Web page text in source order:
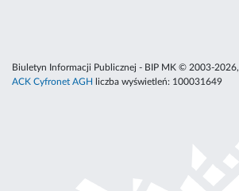
Biuletyn Informacji Publicznej - BIP MK © 2003-2026,
ACK Cyfronet AGH
liczba wyświetleń: 100031649